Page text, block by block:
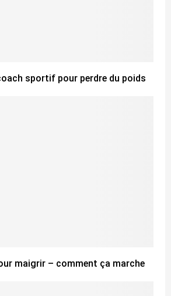
sportif pour perdre du poids
maigrir – comment ça marche